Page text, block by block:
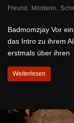
Freund , Mörderin,
Badmomzjay Vor
das Intro zu ihrem
erstmals über ihren
Weiterlesen